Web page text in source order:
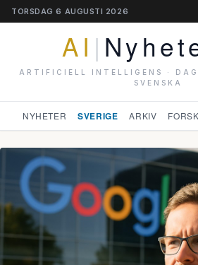
TORSDAG 6 AUGUSTI 2026
AI |
ARTIFICIELL INTELLIGENS ·
SVENSKA
NYHETER SVERIGE ARKIV